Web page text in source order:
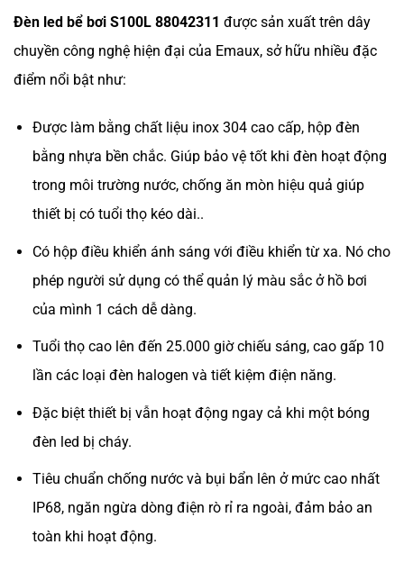
Đèn led bể bơi S100L 88042311 được sản xuất trên dây
chuyền công nghệ hiện đại của Emaux, sở hữu nhiều đặc
điểm nổi bật như:
Được làm bằng chất liệu inox 304 cao cấp, hộp đèn
bằng nhựa bền chắc. Giúp bảo vệ tốt khi đèn hoạt động
trong môi trường nước, chống ăn mòn hiệu quả giúp
thiết bị có tuổi thọ kéo dài..
Có hộp điều khiển ánh sáng với điều khiển từ xa. Nó cho
phép người sử dụng có thể quản lý màu sắc ở hồ bơi
của mình 1 cách dễ dàng.
Tuổi thọ cao lên đến 25.000 giờ chiếu sáng, cao gấp 10
lần các loại đèn halogen và tiết kiệm điện năng.
Đặc biệt thiết bị vẫn hoạt động ngay cả khi một bóng
đèn led bị cháy.
Tiêu chuẩn chống nước và bụi bẩn lên ở mức cao nhất
IP68, ngăn ngừa dòng điện rò rỉ ra ngoài, đảm bảo an
toàn khi hoạt động.